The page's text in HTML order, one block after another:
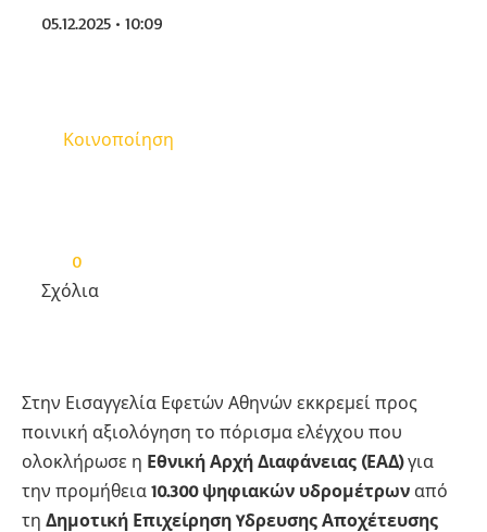
05.12.2025 • 10:09
Κοινοποίηση
0
Σχόλια
Στην Εισαγγελία Εφετών Αθηνών εκκρεμεί προς
ποινική αξιολόγηση το πόρισμα ελέγχου που
ολοκλήρωσε η Εθνική Αρχή Διαφάνειας (ΕΑΔ)για
την προμήθεια 10.300 ψηφιακών υδρομέτρων από
τη Δημοτική Επιχείρηση Yδρευσης Αποχέτευσης